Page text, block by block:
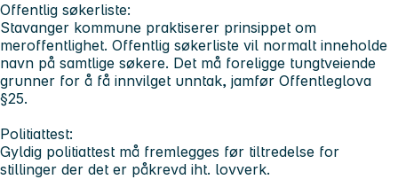
Offentlig søkerliste:
Stavanger kommune praktiserer prinsippet om
meroffentlighet. Offentlig søkerliste vil normalt inneholde
navn på samtlige søkere. Det må foreligge tungtveiende
grunner for å få innvilget unntak, jamfør Offentleglova
§25.
Politiattest:
Gyldig politiattest må fremlegges før tiltredelse for
stillinger der det er påkrevd iht. lovverk.